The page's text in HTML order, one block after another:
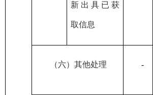
新出具已获
取信息
（六）其他处理
-